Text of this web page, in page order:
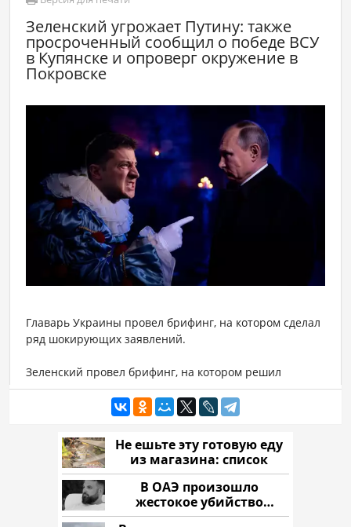
Не ешьте эту готовую еду
из магазина: список
В ОАЭ произошло
жестокое убийство
криптомиллионера